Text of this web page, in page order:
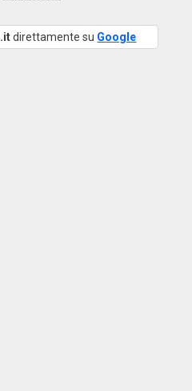
direttamente su Google